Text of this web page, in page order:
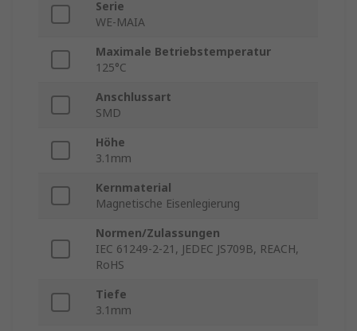
Serie
WE-MAIA
Maximale Betriebstemperatur
125°C
Anschlussart
SMD
Höhe
3.1mm
Kernmaterial
Magnetische Eisenlegierung
Normen/Zulassungen
IEC 61249-2-21, JEDEC JS709B, REACH,
RoHS
Tiefe
3.1mm